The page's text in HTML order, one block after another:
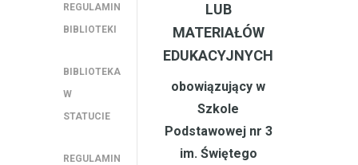
REGULAMIN
BIBLIOTEKI
BIBLIOTEKA
W
STATUCIE
REGULAMIN
LUB
MATERIAŁÓW
EDUKACYJNYCH
obowiązujący w
Szkole
Podstawowej nr 3
im. Świętego